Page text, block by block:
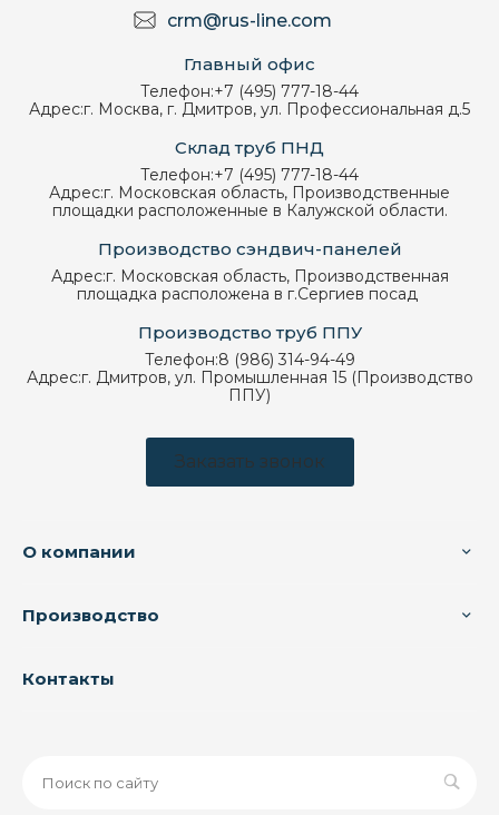
crm@rus-line.com
Главный офис
Телефон:+7 (495) 777-18-44
Адрес:г. Москва, г. Дмитров, ул. Профессиональная д.5
Склад труб ПНД
Телефон:+7 (495) 777-18-44
Адрес:г. Московская область, Производственные
площадки расположенные в Калужской области.
Производство сэндвич-панелей
Адрес:г. Московская область, Производственная
площадка расположена в г.Сергиев посад
Производство труб ППУ
Телефон:8 (986) 314-94-49
Адрес:г. Дмитров, ул. Промышленная 15 (Производство
ППУ)
Заказать звонок
О компании
Производство
Контакты